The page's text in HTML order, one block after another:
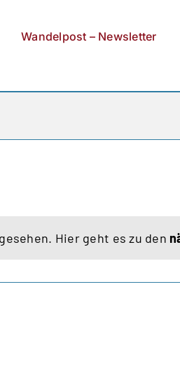
Wandelpost – Newsletter
Hinweis
Hier geht es zu den